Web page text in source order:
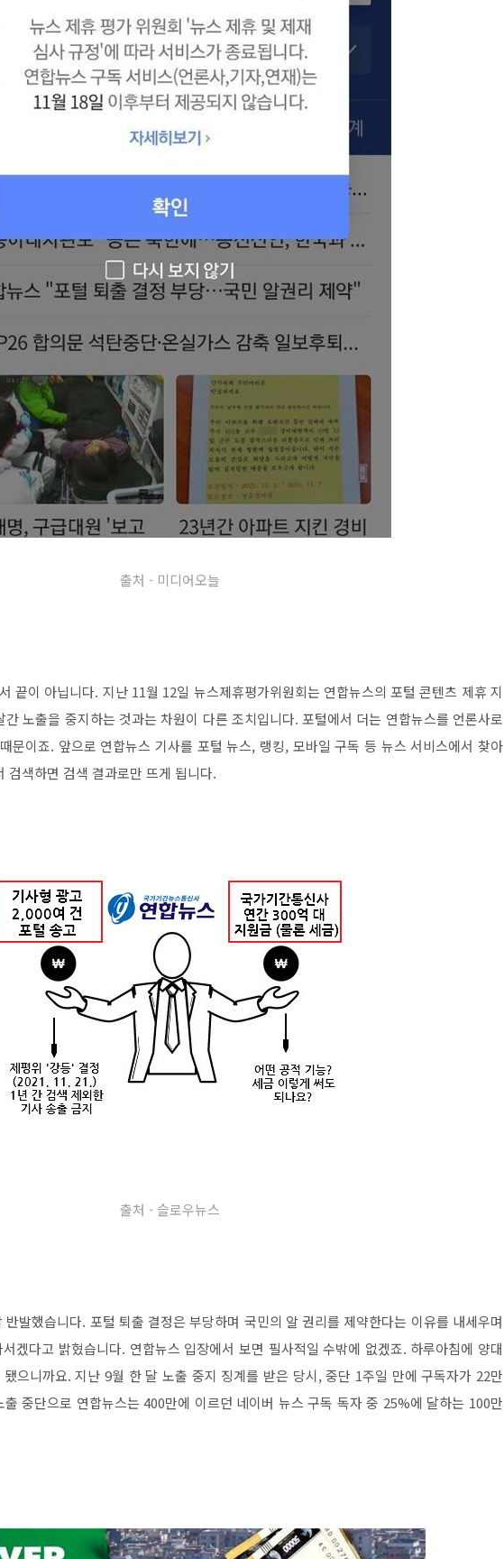
출처 - 미디어오늘
끝이 아닙니다. 지난 11월 12일 뉴스제휴평가위원회는 연합뉴스의 포털 콘텐츠 제휴 지
노출을 중지하는 것과는 차원이 다른 조치입니다. 포털에서 더는 연합뉴스를 언론사로
문이죠. 앞으로 연합뉴스 기사를 포털 뉴스, 랭킹, 모바일 구독 등 뉴스 서비스에서 찾아
검색하면 검색 결과로만 뜨게 됩니다.
출처 - 슬로우뉴스
발했습니다. 포털 퇴출 결정은 부당하며 국민의 알 권리를 제약한다는 이유를 내세우며
겠다고 밝혔습니다. 연합뉴스 입장에서 보면 필사적일 수밖에 없겠죠. 하루아침에 양대
으니까요. 지난 9월 한 달 노출 중지 징계를 받은 당시, 중단 1주일 만에 구독자가 22만
중단으로 연합뉴스는 400만에 이르던 네이버 뉴스 구독 독자 중 25%에 달하는 100만